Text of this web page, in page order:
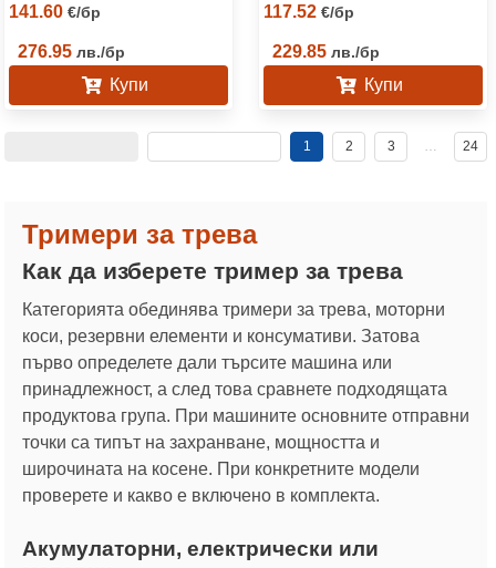
141.60 €/бр
276.95 лв./бр
Купи
117.52 €/бр
229.85 лв./бр
Купи
1 2 3 … 24
Тримери за трева
Как да изберете тример за трева
Категорията обединява тримери за трева, моторни
коси, резервни елементи и консумативи. Затова
първо определете дали търсите машина или
принадлежност, а след това сравнете подходящата
продуктова група. При машините основните отправни
точки са типът на захранване, мощността и
широчината на косене. При конкретните модели
проверете и какво е включено в комплекта.
Акумулаторни, електрически или